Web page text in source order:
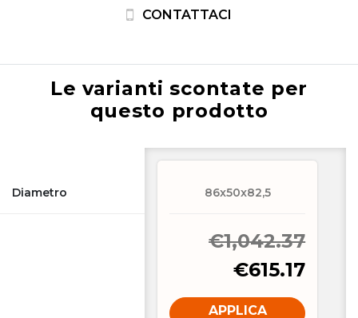
CONTATTACI
Le varianti scontate per
questo prodotto
Diametro 86x50x82,5
€1,042.37
€615.17
APPLICA